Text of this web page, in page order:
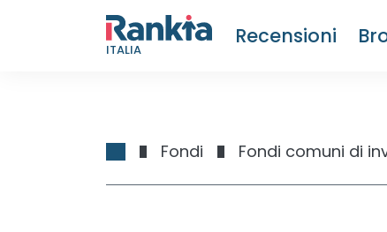
ITALIA
Recensioni
Fondi Fondi comuni di